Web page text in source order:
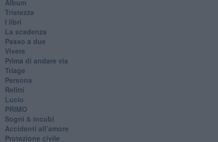
Album
Tristezza
I libri
La scadenza
Passo a due
Vivere
Prima di andare via
Triage
Persona
Relitti
Lucio
PRIMO
Sogni & incubi
Accidenti all’amore
Protezione civile